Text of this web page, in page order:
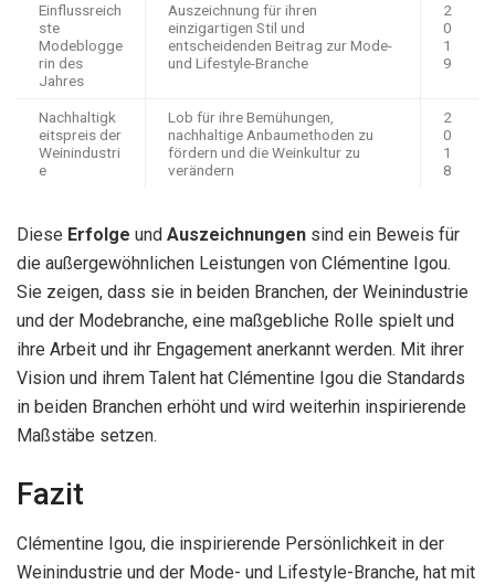
Einflussreich
ste
Modeblogge
rin des
Jahres
Auszeichnung für ihren
einzigartigen Stil und
entscheidenden Beitrag zur Mode-
und Lifestyle-Branche
2
0
1
9
Nachhaltigk
eitspreis der
Weinindustri
e
Lob für ihre Bemühungen,
nachhaltige Anbaumethoden zu
fördern und die Weinkultur zu
verändern
2
0
1
8
Diese Erfolge und Auszeichnungen sind ein Beweis für
die außergewöhnlichen Leistungen von Clémentine Igou.
Sie zeigen, dass sie in beiden Branchen, der Weinindustrie
und der Modebranche, eine maßgebliche Rolle spielt und
ihre Arbeit und ihr Engagement anerkannt werden. Mit ihrer
Vision und ihrem Talent hat Clémentine Igou die Standards
in beiden Branchen erhöht und wird weiterhin inspirierende
Maßstäbe setzen.
Fazit
Clémentine Igou, die inspirierende Persönlichkeit in der
Weinindustrie und der Mode- und Lifestyle-Branche, hat mit